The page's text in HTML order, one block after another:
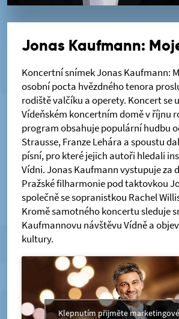
Jonas Kaufmann:
Koncertní snímek Jonas Kaufmann:
osobní pocta hvězdného tenora
rodiště valčíku a operety. Koncert se
Vídeňském koncertním domě v říjnu
program obsahuje populární hudbu
Strausse, Franze Lehára a spoustu
písní, pro které jejich autoři hledali
Vídni. Jonas Kaufmann vystupuje za
Pražské filharmonie pod taktovkou
společně se sopranistkou Rachel
Kromě samotného koncertu sleduje
Kaufmannovu návštěvu Vídně a
kultury.
Klepnutím přijměte